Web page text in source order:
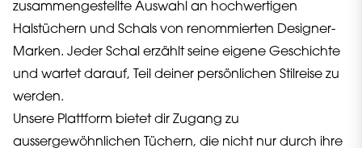
zusammengestellte Auswahl an hochwertigen
Halstüchern und Schals von renommierten Designer-
Marken. Jeder Schal erzählt seine eigene Geschichte
und wartet darauf, Teil deiner persönlichen Stilreise zu
werden.
Unsere Plattform bietet dir Zugang zu
aussergewöhnlichen Tüchern, die nicht nur durch ihre